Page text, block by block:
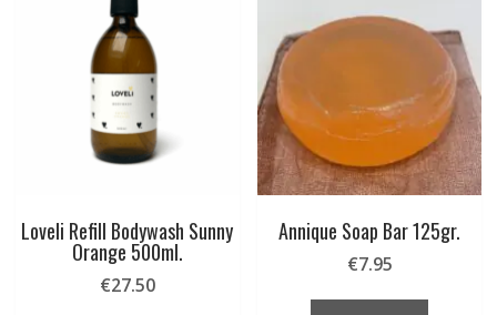
Loveli Refill Bodywash Sunny
Orange 500ml.
€27.50
Annique Soap Bar 125gr.
€7.95